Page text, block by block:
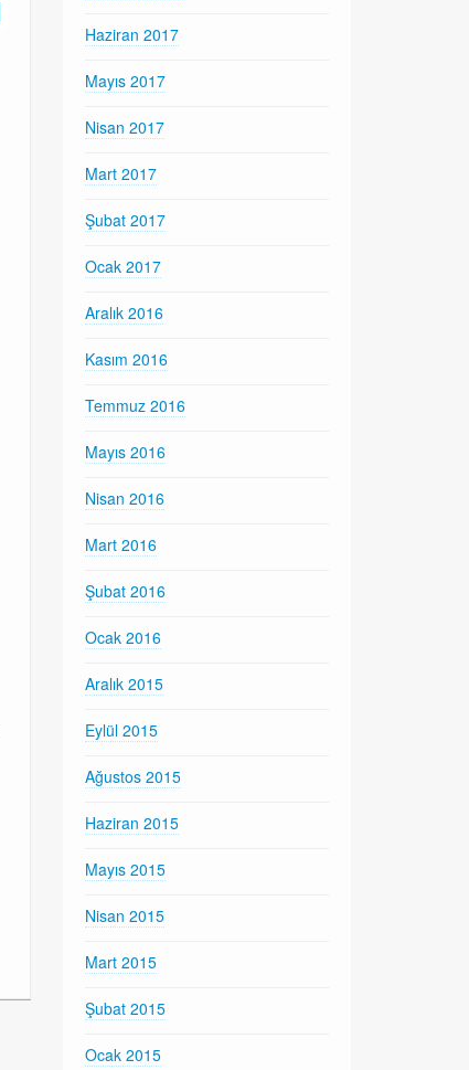
Haziran 2017
Mayıs 2017
Nisan 2017
Mart 2017
Şubat 2017
Ocak 2017
Aralık 2016
Kasım 2016
Temmuz 2016
Mayıs 2016
Nisan 2016
Mart 2016
Şubat 2016
Ocak 2016
Aralık 2015
Eylül 2015
Ağustos 2015
Haziran 2015
Mayıs 2015
Nisan 2015
Mart 2015
Şubat 2015
Ocak 2015